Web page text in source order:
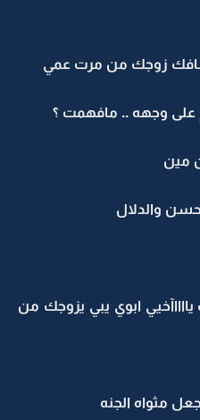
زوجك من مرت عمي
على وجهه .. مافهمت ؟
مين
والدلال
ابوي يبي يزوجك من
مثواه الجنه